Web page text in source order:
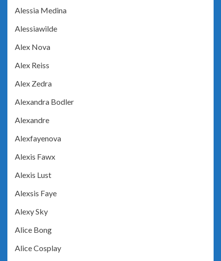
Alessia Medina
Alessiawilde
Alex Nova
Alex Reiss
Alex Zedra
Alexandra Bodler
Alexandre
Alexfayenova
Alexis Fawx
Alexis Lust
Alexsis Faye
Alexy Sky
Alice Bong
Alice Cosplay